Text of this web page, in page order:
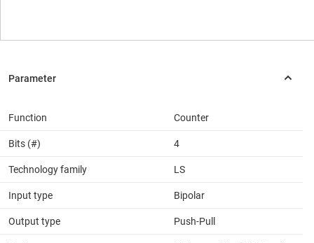
Function Counter
Bits (#) 4
Technology family LS
Input type Bipolar
Output type Push-Pull